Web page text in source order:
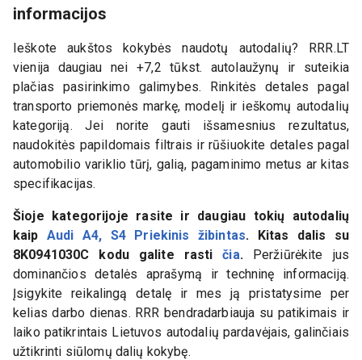
informacijos
Ieškote aukštos kokybės naudotų autodalių? RRR.LT
vienija daugiau nei +7,2 tūkst. autolaužynų ir suteikia
plačias pasirinkimo galimybes. Rinkitės detales pagal
transporto priemonės markę, modelį ir ieškomų autodalių
kategoriją. Jei norite gauti išsamesnius rezultatus,
naudokitės papildomais filtrais ir rūšiuokite detales pagal
automobilio variklio tūrį, galią, pagaminimo metus ar kitas
specifikacijas.
Šioje kategorijoje rasite ir daugiau tokių autodalių
kaip Audi A4, S4 Priekinis žibintas. Kitas dalis su
8K0941030C kodu galite rastičia. Peržiūrėkite jus
dominančios detalės aprašymą ir techninę informaciją.
Įsigykite reikalingą detalę ir mes ją pristatysime per
kelias darbo dienas. RRR bendradarbiauja su patikimais ir
laiko patikrintais Lietuvos autodalių pardavėjais, galinčiais
užtikrinti siūlomų dalių kokybę.